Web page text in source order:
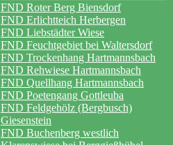
FND Roter Berg Biensdorf
FND Erlichtteich Herbergen
FND Liebstädter Wiese
FND Feuchtgebiet bei Waltersdorf
FND Trockenhang Hartmannsbach
FND Rehwiese Hartmannsbach
FND Quellhang Hartmannsbach
FND Poetengang Gottleuba
FND Feldgehölz (Bergbusch)
Giesenstein
FND Buchenberg westlich